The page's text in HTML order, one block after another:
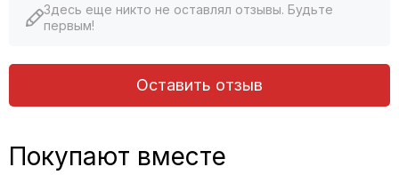
Здесь еще никто не оставлял отзывы. Будьте
первым!
Оставить отзыв
Покупают вместе